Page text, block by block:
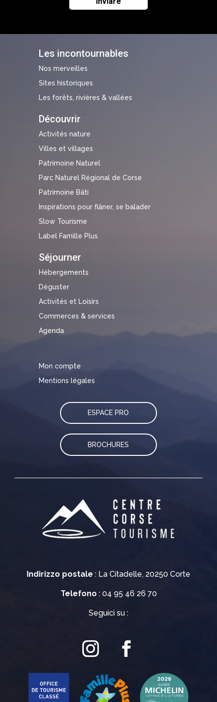
Indirizzo postale : La Citadelle, 20250 Corte
Telefono : 04 95 46 26 70
Seguici su :
Les incontournables
Nos merveilles
Sites historiques
Les forêts, rivières & vallées
Découvrir
Activités nature
Villes et villages
Patrimoine Naturel
Parc Naturel Régional de Corse
Patrimoine Bâti
Inspirations pour flâner, se balader
Slow Tourisme
Label Famille Plus
Séjourner
Hébergements
Déguster
Activités et Loisirs
Commerces & services
Agenda
Mon compte
Mentions légales
ESPACE PRO
BROCHURES